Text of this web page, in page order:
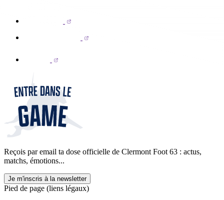
Reçois par email ta dose officielle de Clermont Foot 63 : actus,
matchs, émotions...
Je m'inscris à la newsletter
Pied de page (liens légaux)